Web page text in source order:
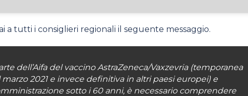
a tutti i consiglieri regionali il seguente messaggio.
dell’Aifa del vaccino AstraZeneca/Vaxzevria (temporanea
2021 e invece definitiva in altri paesi europei) e
sotto i 60 anni, è necessario comprendere